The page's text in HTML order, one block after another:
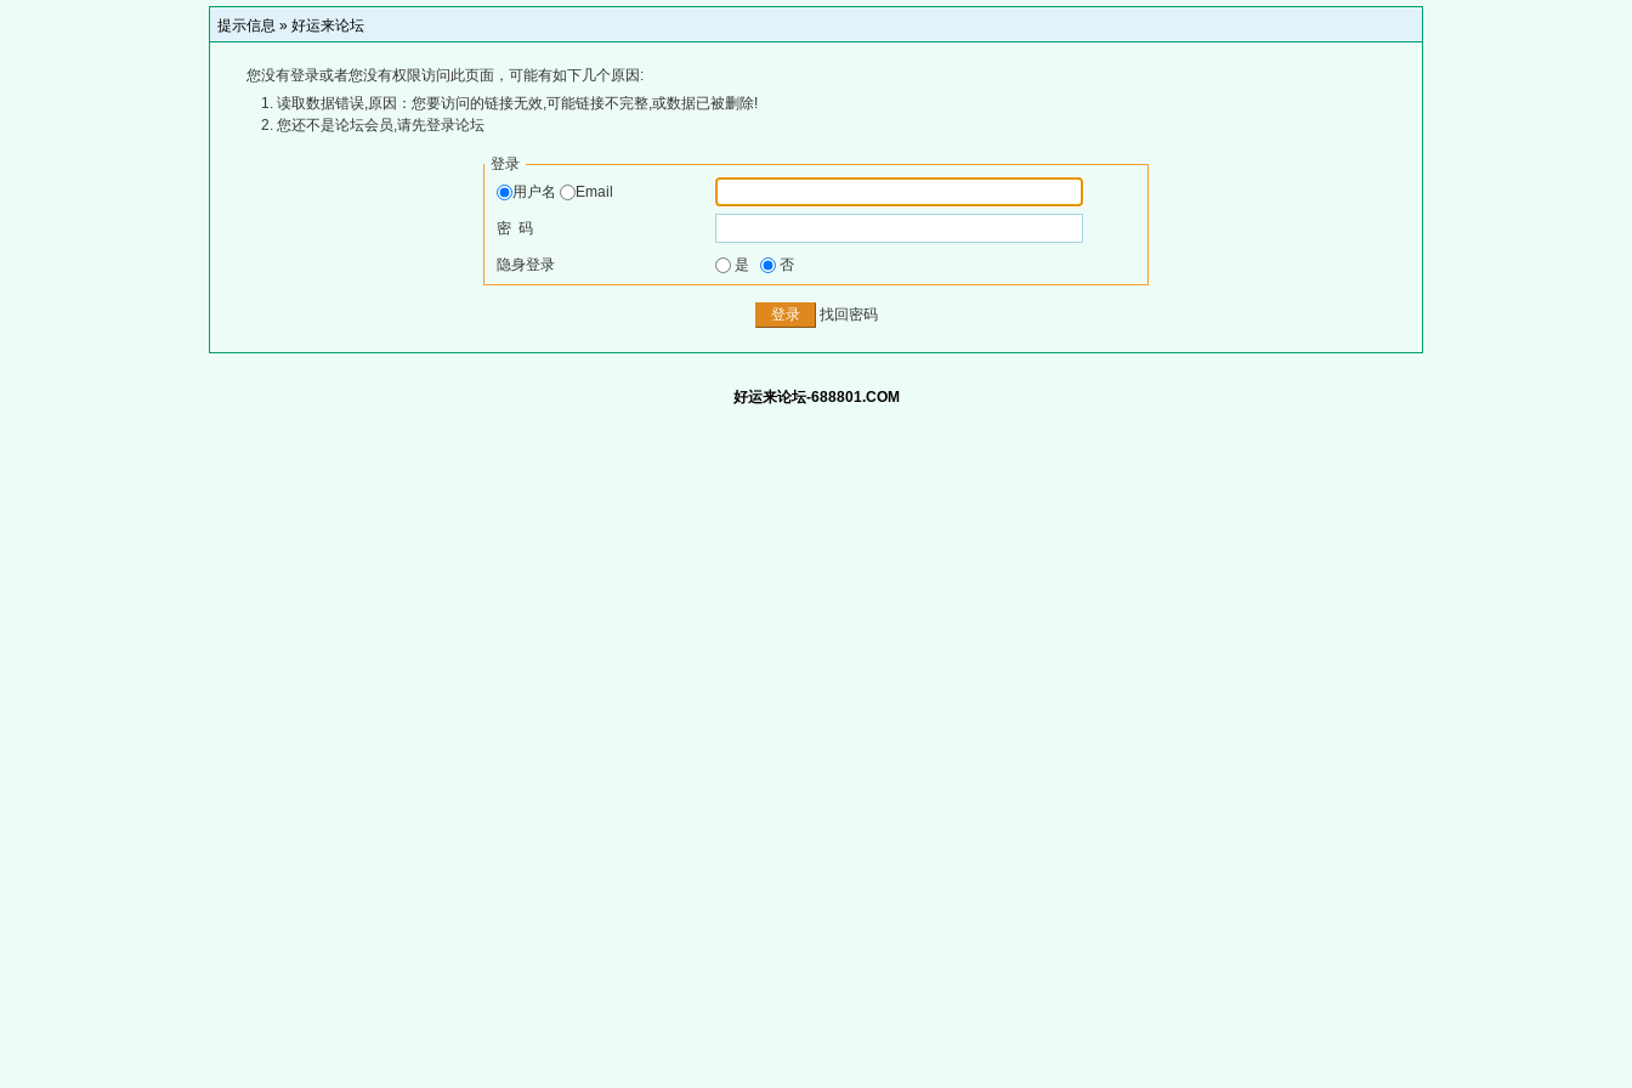
提示信息 » 好运来论坛
您没有登录或者您没有权限访问此页面，可能有如下几个原因:
读取数据错误,原因：您要访问的链接无效,可能链接不完整,或数据已被删除!
您还不是论坛会员,请先登录论坛
登录
用户名
Email
密 码
隐身登录 是 否
找回密码
好运来论坛-688801.COM